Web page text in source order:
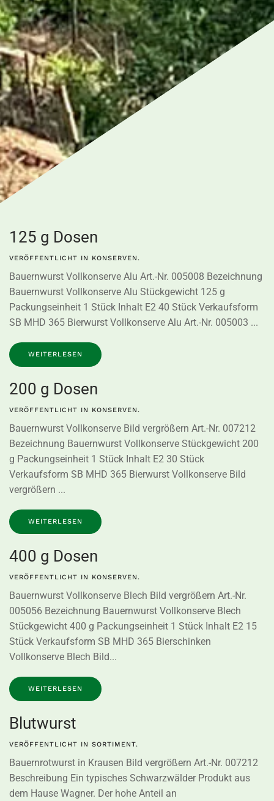
125 g Dosen
VERÖFFENTLICHT IN KONSERVEN .
Bauernwurst Vollkonserve Alu Art.-Nr. 005008 Bezeichnung
Bauernwurst Vollkonserve Alu Stückgewicht 125 g
Packungseinheit 1 Stück Inhalt E2 40 Stück Verkaufsform
SB MHD 365 Bierwurst Vollkonserve Alu Art.-Nr. 005003 ...
WEITERLESEN
200 g Dosen
VERÖFFENTLICHT IN KONSERVEN .
Bauernwurst Vollkonserve Bild vergrößern Art.-Nr. 007212
Bezeichnung Bauernwurst Vollkonserve Stückgewicht 200
g Packungseinheit 1 Stück Inhalt E2 30 Stück
Verkaufsform SB MHD 365 Bierwurst Vollkonserve Bild
vergrößern ...
WEITERLESEN
400 g Dosen
VERÖFFENTLICHT IN KONSERVEN .
Bauernwurst Vollkonserve Blech Bild vergrößern Art.-Nr.
005056 Bezeichnung Bauernwurst Vollkonserve Blech
Stückgewicht 400 g Packungseinheit 1 Stück Inhalt E2 15
Stück Verkaufsform SB MHD 365 Bierschinken
Vollkonserve Blech Bild...
WEITERLESEN
Blutwurst
VERÖFFENTLICHT IN SORTIMENT.
Bauernrotwurst in Krausen Bild vergrößern Art.-Nr. 007212
Beschreibung Ein typisches Schwarzwälder Produkt aus
dem Hause Wagner. Der hohe Anteil an